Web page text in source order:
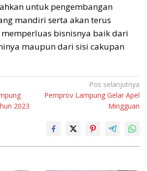
untuk pengembangan
mandiri serta akan terus
bisnisnya baik dari
maupun dari sisi cakupan
2023
Pos selanjutnya
Pemprov Lampung Gelar Apel
Mingguan